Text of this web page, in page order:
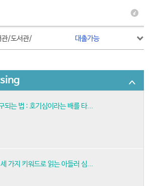
관/도서관/ 대출가능
되는 법 : 호기심이라는 배를 타...
가지 키워드로 읽는 아들러 심...